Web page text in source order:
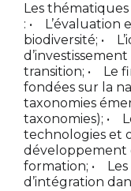
Les
: • L’évaluation
biodiversité; •
transition; • Le
fondées sur la
taxonomies
taxonomies); •
technologies et
développement
formation; • Les
d’intégration